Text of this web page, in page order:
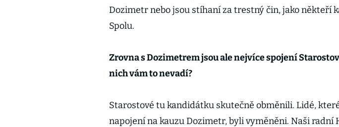
Dozimetr nebo jsou stíhaní za trestný čin, jako někteří
Spolu.
Zrovna s Dozimetrem jsou ale nejvíce spojení
nich vám to nevadí?
Starostové tu kandidátku skutečně obměnili. Lidé,
napojení na kauzu Dozimetr, byli vyměněni. Naši radní